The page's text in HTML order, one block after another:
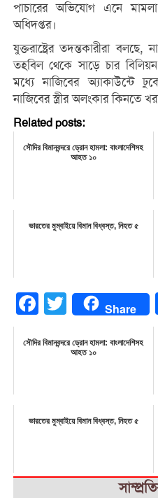
পাচারের অভিযোগ এনে
অধিদপ্তর।
যুক্তরাষ্ট্রের তদন্তকারীরা
তহবিল থেকে সাড়ে চার
মধ্যে নাজিবের অ্যাকাউন্টে
নাজিবের স্ত্রীর অলংকার কিনতে
Related posts:
সৌদির বিমানবন্দরে ড্রোন হামলা: বাংলাদেশিসহ
আহত ১০
ভারতের মুম্বাইয়ে বিমান বিধ্বস্ত, নিহত ৫
Facebook
Twitter Share
সৌদির বিমানবন্দরে ড্রোন হামলা: বাংলাদেশিসহ
আহত ১০
ভারতের মুম্বাইয়ে বিমান বিধ্বস্ত, নিহত ৫